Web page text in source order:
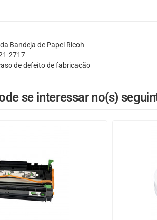
Bandeja de Papel Ricoh
2717
de defeito de fabricação
se interessar no(s)